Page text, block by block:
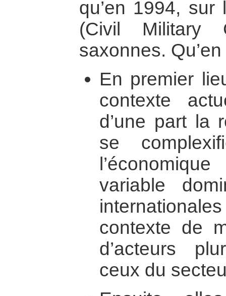
qu’en 1994,
(Civil Military
saxonnes.
En premier
contexte
d’une part la
se
variable
contexte de
d’acteurs
ceux du